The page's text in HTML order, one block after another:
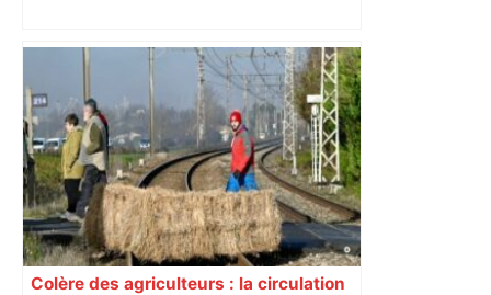
Colère des agriculteurs : la circulation